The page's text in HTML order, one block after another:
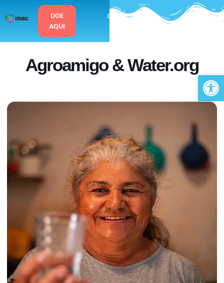
DOE
AQUI
Agroamigo & Water.org